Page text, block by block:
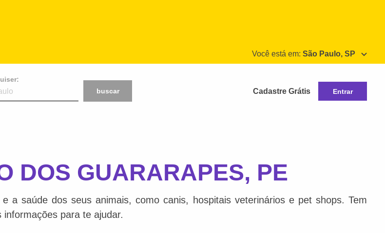
Você está em: São Paulo, SP
buscar
Cadastre Grátis Entrar
DOS GUARARAPES, PE
a saúde dos seus animais, como canis, hospitais veterinários e pet shops. Tem
para te ajudar.